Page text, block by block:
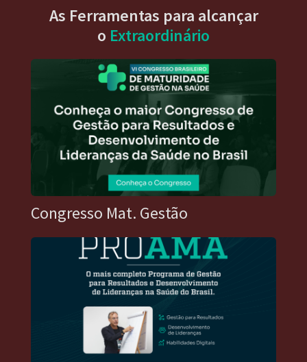
As Ferramentas para alcançar
o Extraordinário
Congresso Mat. Gestão